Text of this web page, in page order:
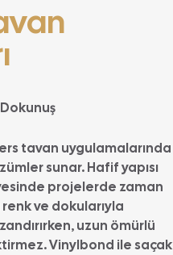
tavan uygulamalarında
sunar. Hafif yapısı
projelerde zaman
renk ve dokularıyla
uzun ömürlü
Vinylbond ile saçak